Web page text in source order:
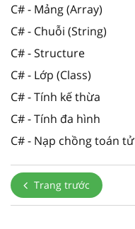
C# - Mảng (Array)
C# - Chuỗi (String)
C# - Structure
C# - Lớp (Class)
C# - Tính kế thừa
C# - Tính đa hình
C# - Nạp chồng toán tử
Trang trước